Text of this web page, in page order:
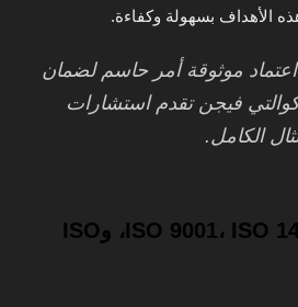
الأهداف بسهولة وكفاءة.
اعتماد موثوقة أمر حاسم لضمان
كوالتي فيجن تقدم استشارات
الكامل.
ما الفرق بين ISO 9001، ISO 14001، وISO